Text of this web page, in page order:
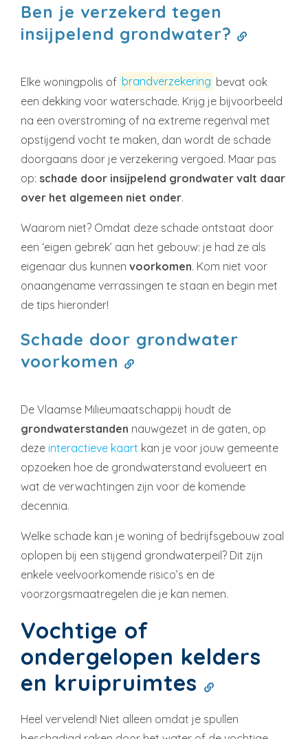
Ben je verzekerd tegen
insijpelend grondwater?
Elke woningpolis of brandverzekering bevat ook
een dekking voor waterschade. Krijg je bijvoorbeeld
na een overstroming of na extreme regenval met
opstijgend vocht te maken, dan wordt de schade
doorgaans door je verzekering vergoed. Maar pas
op: schade door insijpelend grondwater valt daar
over het algemeen niet onder.
Waarom niet? Omdat deze schade ontstaat door
een ‘eigen gebrek’ aan het gebouw: je had ze als
eigenaar dus kunnen voorkomen. Kom niet voor
onaangename verrassingen te staan en begin met
de tips hieronder!
Schade door grondwater
voorkomen
De Vlaamse Milieumaatschappij houdt de
grondwaterstanden nauwgezet in de gaten, op
deze interactieve kaart kan je voor jouw gemeente
opzoeken hoe de grondwaterstand evolueert en
wat de verwachtingen zijn voor de komende
decennia.
Welke schade kan je woning of bedrijfsgebouw zoal
oplopen bij een stijgend grondwaterpeil? Dit zijn
enkele veelvoorkomende risico’s en de
voorzorgsmaatregelen die je kan nemen.
Vochtige of
ondergelopen kelders
en kruipruimtes
Heel vervelend! Niet alleen omdat je spullen